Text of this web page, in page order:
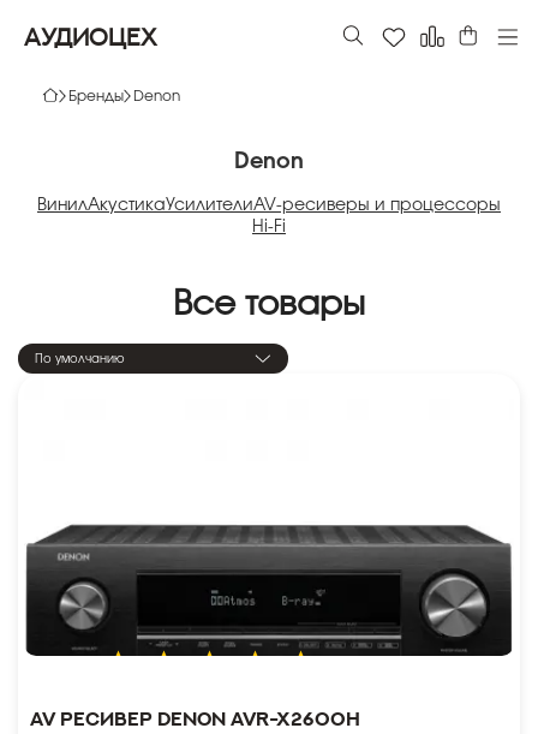
АУДИОЦЕХ
Бренды Denon
Denon
ВинилАкустикаУсилителиAV-ресиверы и процессоры
Hi-Fi
Все товары
По умолчанию
AV ресивер Denon AVR-X2600H